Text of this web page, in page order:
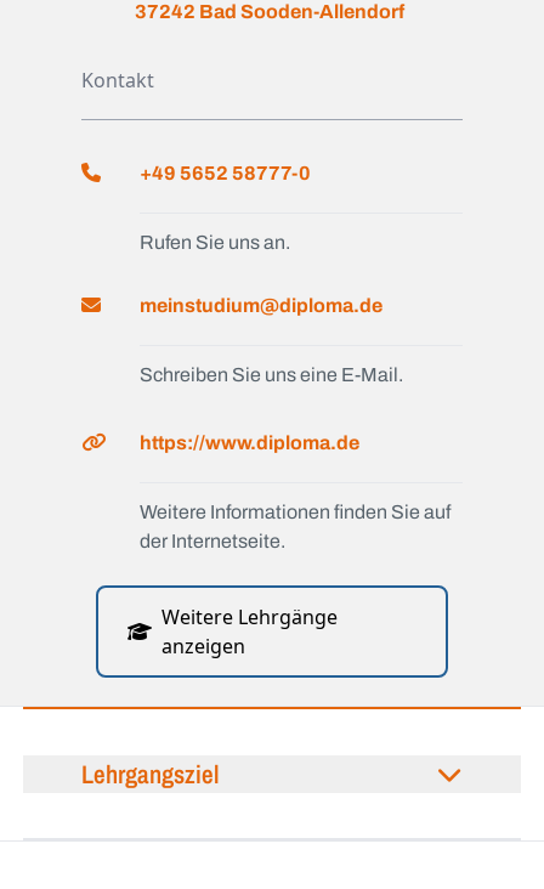
37242 Bad Sooden-Allendorf
Kontakt
+49 5652 58777-0
Rufen Sie uns an.
meinstudium@diploma.de
Schreiben Sie uns eine E-Mail.
https://www.diploma.de
Weitere Informationen finden Sie auf
der Internetseite.
Weitere Lehrgänge
anzeigen
Lehrgangsziel